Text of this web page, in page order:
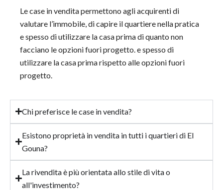
Le case in vendita permettono agli acquirenti di
valutare l’immobile, di capire il quartiere nella pratica
e spesso di utilizzare la casa prima di quanto non
facciano le opzioni fuori progetto. e spesso di
utilizzare la casa prima rispetto alle opzioni fuori
progetto.
Chi preferisce le case in vendita?
Esistono proprietà in vendita in tutti i quartieri di El
Gouna?
La rivendita è più orientata allo stile di vita o
all'investimento?